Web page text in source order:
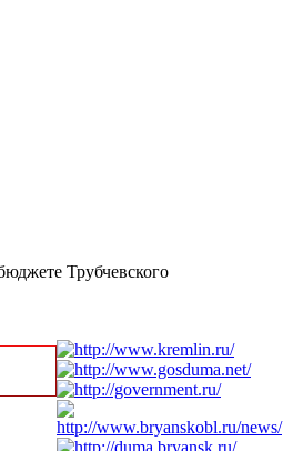
Трубчевского